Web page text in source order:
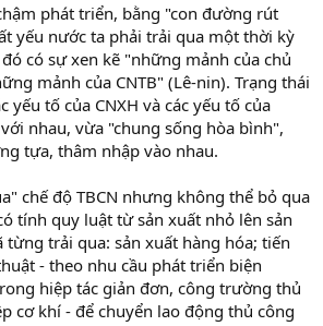
phát triển, bằng "con đường rút
yếu nước ta phải trải qua một thời kỳ
có sự xen kẽ "những mảnh của chủ
mảnh của CNTB" (Lê-nin). Trạng thái
yếu tố của CNXH và các yếu tố của
nhau, vừa "chung sống hòa bình",
tựa, thâm nhập vào nhau.
chế độ TBCN nhưng không thể bỏ qua
tính quy luật từ sản xuất nhỏ lên sản
từng trải qua: sản xuất hàng hóa; tiến
- theo nhu cầu phát triển biện
hiệp tác giản đơn, công trường thủ
cơ khí - để chuyển lao động thủ công